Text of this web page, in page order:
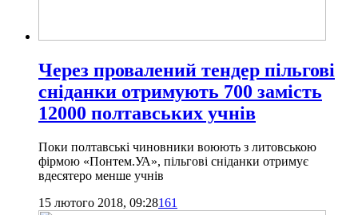
Через провалений тендер пільгові
сніданки отримують 700 замість
12000 полтавських учнів
Поки полтавські чиновники воюють з литовською
фірмою «Понтем.УА», пільгові сніданки отримує
вдесятеро менше учнів
15 лютого 2018, 09:28161